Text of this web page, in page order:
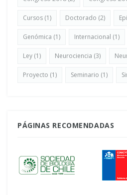
Cursos (1) Doctorado (2)
Genómica (1) Internacional (1)
Ley (1) Neurociencia (3)
Proyecto (1) Seminario (1)
PÁGINAS RECOMENDADAS